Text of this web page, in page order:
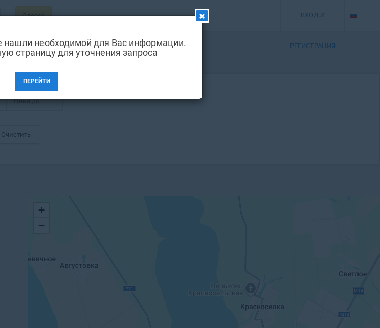
Одесса ВХОД И
РЕГИСТРАЦИЯ
Цена до
Очистить
+
−
нашли необходимой для Вас информации.
страницу для уточнения запроса
ПЕРЕЙТИ